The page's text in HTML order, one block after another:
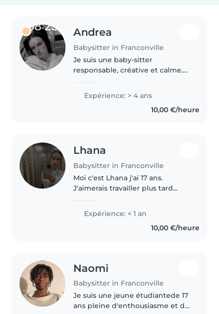
Andrea
Babysitter in Franconville
Je suis une baby-sitter
responsable, créative et calme.
j'adore m'occuper des enfants,
en particulier des bébés et des
tout-petits. Je suis passionnée..
Expérience: > 4 ans
10,00 €/heure
Lhana
Babysitter in Franconville
Moi c'est Lhana j'ai 17 ans.
J'aimerais travailler plus tard
bonne exemple pour
commencer, j'ai un bon contact
Expérience: < 1 an
10,00 €/heure
Naomi
Babysitter in Franconville
Je suis une jeune étudiantede 17
ans pleine d'enthousiasme et de